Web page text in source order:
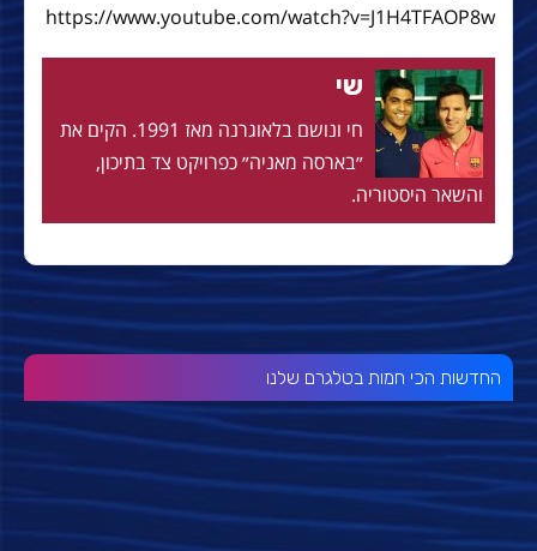
https://www.youtube.com/watch?v=J1H4TFAOP8w
שי
חי ונושם בלאוגרנה מאז 1991. הקים את
״בארסה מאניה״ כפרויקט צד בתיכון,
והשאר היסטוריה.
החדשות הכי חמות בטלגרם שלנו